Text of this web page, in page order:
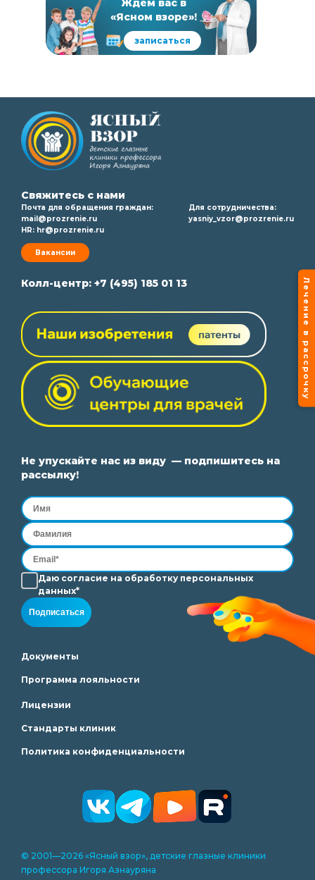
Ждём вас в
«Ясном взоре»!
записаться
Свяжитесь с нами
Почта для обращения граждан:
mail@prozrenie.ru
HR: hr@prozrenie.ru
Вакансии
Для сотрудничества:
yasniy_vzor@prozrenie.ru
Колл-центр: +7 (495) 185 01 13
Не упускайте нас из виду — подпишитесь на
рассылку!
Даю согласие на обработкуперсональных
данных*
Подписаться
Документы
Программа лояльности
Лицензии
Стандарты клиник
Политика конфиденциальности
© 2001—2026 «Ясный взор», детские глазные клиники
профессора Игоря Азнауряна
Лечение в рассрочку